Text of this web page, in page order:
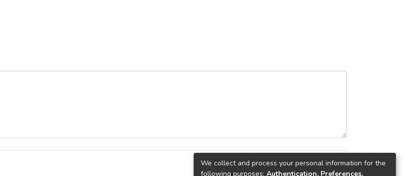
Back Request copy
We collect and process your personal information for the
following purposes: Authentication, Preferences,